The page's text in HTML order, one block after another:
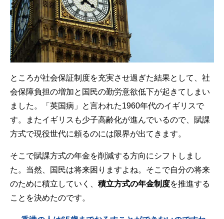
ところが社会保証制度を充実させ過ぎた結果として、社
会保障負担の増加と国民の勤労意欲低下が起きてしまい
ました。「英国病」と言われた1960年代のイギリスで
す。またイギリスも少子高齢化が進んでいるので、賦課
方式で現役世代に頼るのには限界が出てきます。
そこで賦課方式の年金を削減する方向にシフトしまし
た。当然、国民は将来困りますよね。そこで自分の将来
のために積立していく、 積立方式の年金制度を推進する
ことを決めたのです。